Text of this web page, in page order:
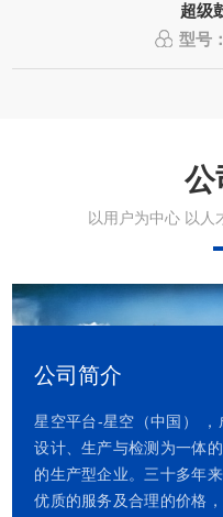
超级
型号
公
以用户为中心 以人
公司简介
星空平台-星空（中国） ，
设计、生产与检测为一体
的生产型企业。三十多年
优质的服务及合理的价格